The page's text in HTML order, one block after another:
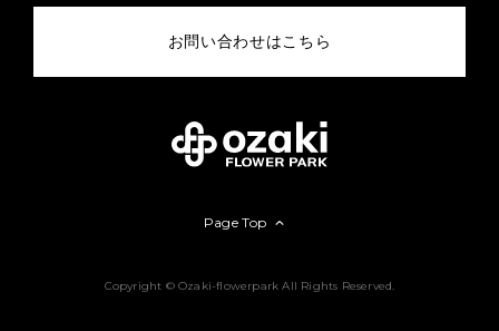
お問い合わせはこちら
Copyright © Ozaki-flowerpark All Rights Reserved.
Page Top